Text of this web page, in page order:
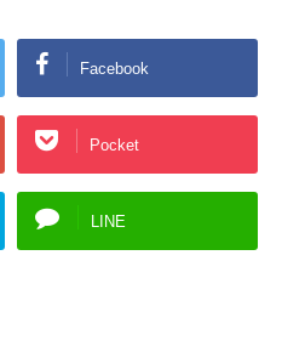
Facebook
Pocket
LINE